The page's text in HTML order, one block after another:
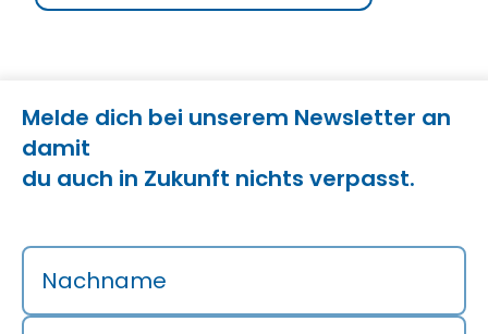
Melde dich bei unserem Newsletter an
damit
du auch in Zukunft nichts verpasst.
Nachname